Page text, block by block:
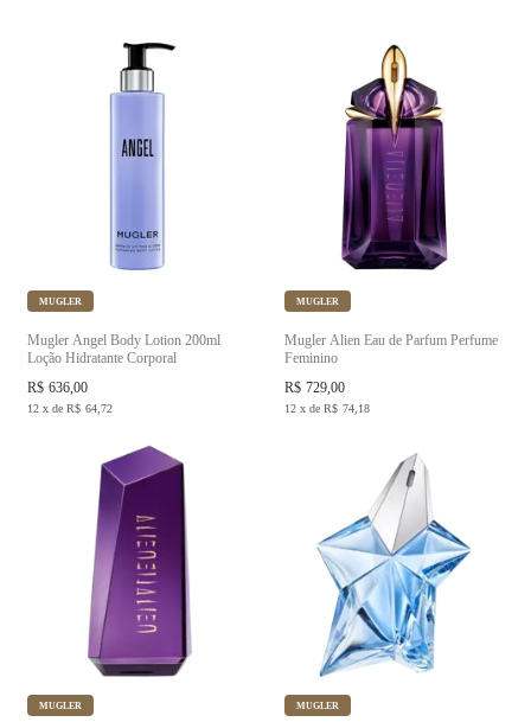
MUGLER
Mugler Angel Body Lotion 200ml
Loção Hidratante Corporal
R$ 636,00
12 x de R$ 64,72
MUGLER
Mugler Alien Eau de Parfum Perfume
Feminino
R$ 729,00
12 x de R$ 74,18
MUGLER MUGLER